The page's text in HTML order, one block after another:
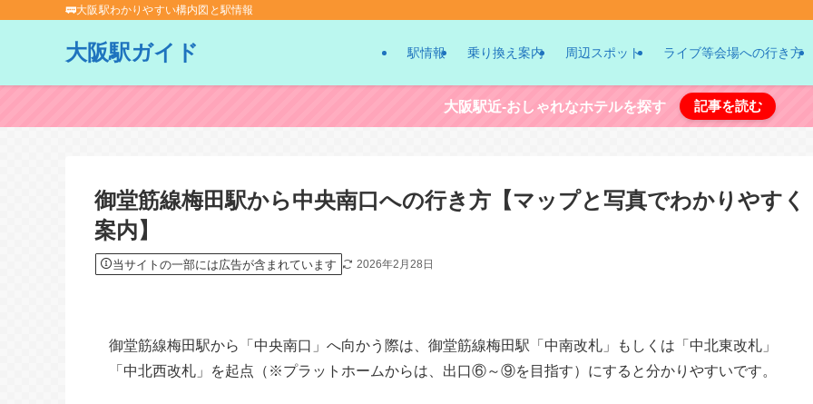
🚃大阪駅わかりやすい構内図と駅情報
大阪駅ガイド 駅情報 乗り換え案内 周辺スポット ライブ等会場への行き方
大阪駅近-おしゃれなホテルを探す 記事を読む
御堂筋線梅田駅から中央南口への行き方【マップと写真でわかりやすく
案内】
当サイトの一部には広告が含まれています 2026年2月28日
御堂筋線梅田駅から「中央南口」へ向かう際は、御堂筋線梅田駅「中南改札」もしくは「中北東改札」
「中北西改札」を起点（※プラットホームからは、出口⑥～⑨を目指す）にすると分かりやすいです。